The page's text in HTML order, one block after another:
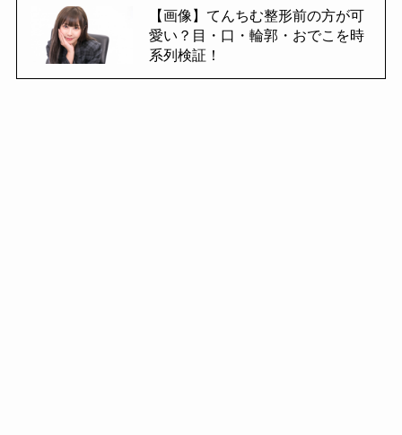
【画像】てんちむ整形前の方が可
愛い？目・口・輪郭・おでこを時
系列検証！